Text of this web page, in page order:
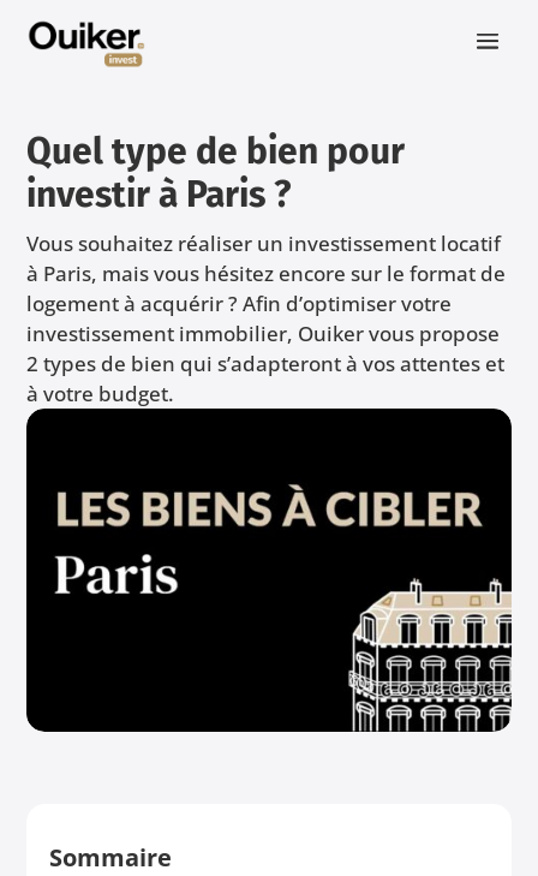
Quel type de bien pour
investir à Paris ?
Vous souhaitez réaliser un investissement locatif
à Paris, mais vous hésitez encore sur le format de
logement à acquérir ? Afin d’optimiser votre
investissement immobilier, Ouiker vous propose
2 types de bien qui s’adapteront à vos attentes et
à votre budget.
Sommaire